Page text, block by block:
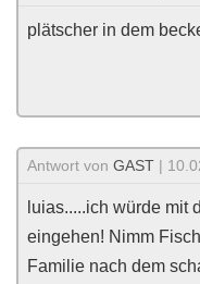
plätscher in dem
Antwort von GAST |
luias.....ich würde mit
eingehen! Nimm
Familie nach dem